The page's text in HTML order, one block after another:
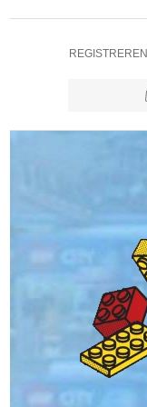
REGISTREREN